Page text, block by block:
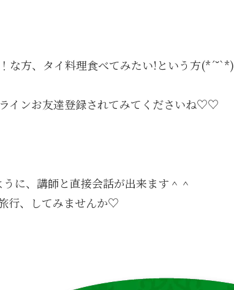
な方、タイ料理食べてみたい!という方(*´˘`*)
インお友達登録されてみてくださいね♡♡
に、講師と直接会話が出来ます＾＾
行、してみませんか♡